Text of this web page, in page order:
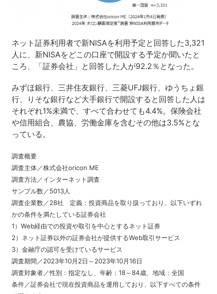
ネット証券利用者で新NISAを利用予定と回答した3,321
人に、新NISAをどこの口座で開設する予定か聞いたと
ころ、「証券会社」と回答した人が92.2％となった。
みずほ銀行、三井住友銀行、三菱UFJ銀行、ゆうちょ銀
行、りそな銀行など大手銀行で開設すると回答した人は
それぞれ1%未満で、すべて合わせても4.4%。保険会社
や信用組合、農協、労働金庫を含むその他は3.5%とな
っている。
調査概要
調査主体／株式会社oricon ME
調査方法／インターネット調査
サンプル数／5013人
調査企業数／28社 定義：投資商品を取り扱っており、以下いずれ
かの条件を満たしている証券会社
1）Web経由での投資や取引を中心とするネット証券
2）ネット証券以外の証券会社が提供するWeb取引サービス
3）金融庁の認可を受けているサービス
調査期間／2023年10月2日～2023年10月16日
調査対象者／性別：指定なし、年齢：18～84歳、地域：全国
条件／証券会社で現在投資商品を運用しており、以下すべての条件